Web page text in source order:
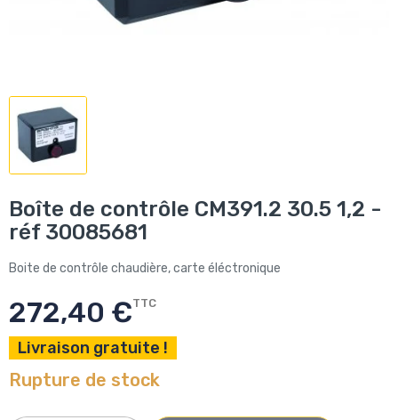
Boîte de contrôle CM391.2 30.5 1,2 -
réf 30085681
Boite de contrôle chaudière, carte éléctronique
272,40 €TTC
Livraison gratuite !
Rupture de stock